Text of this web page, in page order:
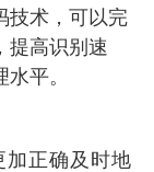
技术，可以完
提高识别速
平。
加正确及时地